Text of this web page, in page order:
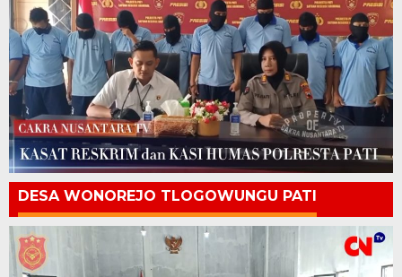
DESA WONOREJO TLOGOWUNGU PATI